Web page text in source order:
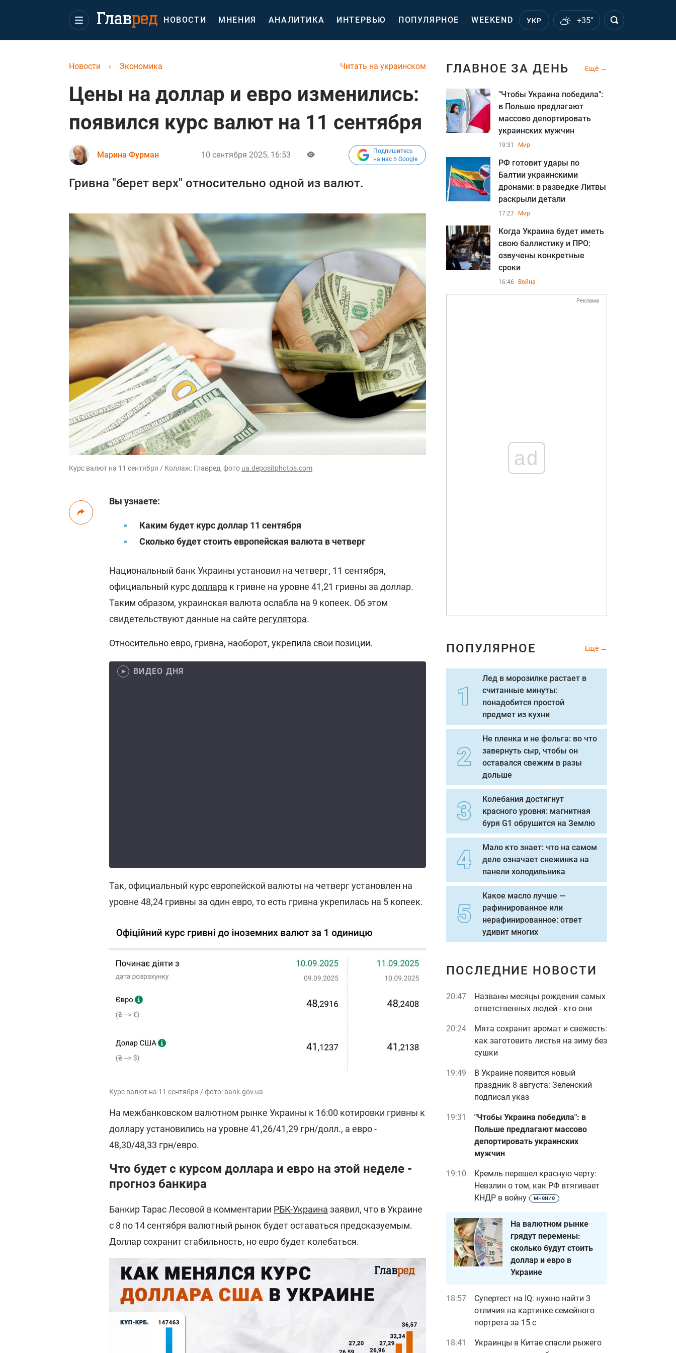
НОВОСТИ МНЕНИЯ АНАЛИТИКА ИНТЕРВЬЮ ПОПУЛЯРНОЕ WEEKEND УКР +35°
Читать на украинском
Новости › Экономика
Цены на доллар и евро изменились:
появился курс валют на 11 сентября
Марина Фурман 10 сентября 2025, 16:53
Подпишитесь
на нас в Google
Гривна "берет верх" относительно одной из валют.
Курс валют на 11 сентября / Коллаж: Главред, фото ua.depositphotos.com
Вы узнаете:
Каким будет курс доллар 11 сентября
Сколько будет стоить европейская валюта в четверг
Национальный банк Украины установил на четверг, 11 сентября,
официальный курсдоллара к гривне на уровне 41,21 гривны за доллар.
Таким образом, украинская валюта ослабла на 9 копеек. Об этом
свидетельствуют данные на сайте регулятора.
Относительно евро, гривна, наоборот, укрепила свои позиции.
ВИДЕО ДНЯ
Так, официальный курс европейской валюты на четверг установлен на
уровне 48,24 гривны за один евро, то есть гривна укрепилась на 5 копеек.
Курс валют на 11 сентября / фото: bank.gov.ua
На межбанковском валютном рынке Украины к 16:00 котировки гривны к
доллару установились на уровне 41,26/41,29 грн/долл., а евро -
48,30/48,33 грн/евро.
Что будет с курсом доллара и евро на этой неделе -
прогноз банкира
Банкир Тарас Лесовой в комментарии РБК-Украина заявил, что в Украине
с 8 по 14 сентября валютный рынок будет оставаться предсказуемым.
Доллар сохранит стабильность, но евро будет колебаться.
ГЛАВНОЕ ЗА ДЕНЬ Ещё
"Чтобы Украина победила":
в Польше предлагают
массово депортировать
украинских мужчин
19:31 Мир
РФ готовит удары по
Балтии украинскими
дронами: в разведке Литвы
раскрыли детали
17:27 Мир
Когда Украина будет иметь
свою баллистику и ПРО:
озвучены конкретные
сроки
16:46 Война
Реклама
ad
ПОПУЛЯРНОЕ Ещё
Лед в морозилке растает в
считанные минуты:
понадобится простой
предмет из кухни
Не пленка и не фольга: во что
завернуть сыр, чтобы он
оставался свежим в разы
дольше
Колебания достигнут
красного уровня: магнитная
буря G1 обрушится на Землю
Мало кто знает: что на самом
деле означает снежинка на
панели холодильника
Какое масло лучше —
рафинированное или
нерафинированное: ответ
удивит многих
ПОСЛЕДНИЕ НОВОСТИ
20:47
Названы месяцы рождения самых
ответственных людей - кто они
20:24
Мята сохранит аромат и свежесть:
как заготовить листья на зиму без
сушки
19:49
В Украине появится новый
праздник 8 августа: Зеленский
подписал указ
19:31
"Чтобы Украина победила": в
Польше предлагают массово
депортировать украинских
мужчин
19:10
Кремль перешел красную черту:
Невзлин о том, как РФ втягивает
КНДР в войну
мнение
На валютном рынке
грядут перемены:
сколько будут стоить
доллар и евро в
Украине
18:57
Супертест на IQ: нужно найти 3
отличия на картинке семейного
портрета за 15 с
18:41
Украинцы в Китае спасли рыжего